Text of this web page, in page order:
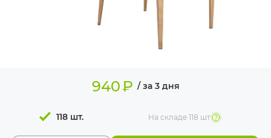
940₽ / за 3 дня
118 шт. На складе118 шт